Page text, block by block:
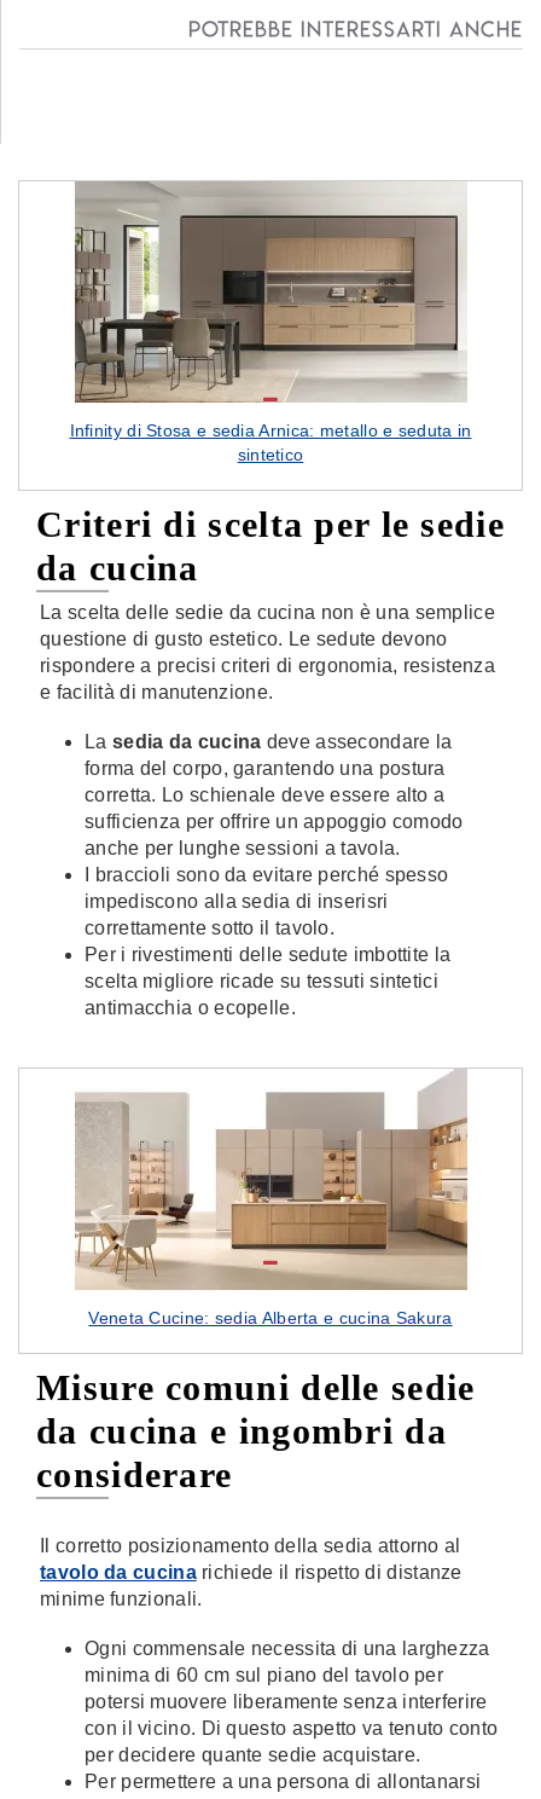
Infinity di Stosa e sedia Arnica: metallo e seduta in
sintetico
Criteri di scelta per le sedie
da cucina
La scelta delle sedie da cucina non è una semplice
questione di gusto estetico. Le sedute devono
rispondere a precisi criteri di ergonomia, resistenza
e facilità di manutenzione.
La sedia da cucina deve assecondare la
forma del corpo, garantendo una postura
corretta. Lo schienale deve essere alto a
sufficienza per offrire un appoggio comodo
anche per lunghe sessioni a tavola.
I braccioli sono da evitare perché spesso
impediscono alla sedia di inserisri
correttamente sotto il tavolo.
Per i rivestimenti delle sedute imbottite la
scelta migliore ricade su tessuti sintetici
antimacchia o ecopelle.
Veneta Cucine: sedia Alberta e cucina Sakura
Misure comuni delle sedie
da cucina e ingombri da
considerare
Il corretto posizionamento della sedia attorno al
tavolo da cucinarichiede il rispetto di distanze
minime funzionali.
Ogni commensale necessita di una larghezza
minima di 60 cm sul piano del tavolo per
potersi muovere liberamente senza interferire
con il vicino. Di questo aspetto va tenuto conto
per decidere quante sedie acquistare.
Per permettere a una persona di allontanarsi
Potrebbe interessarti anche